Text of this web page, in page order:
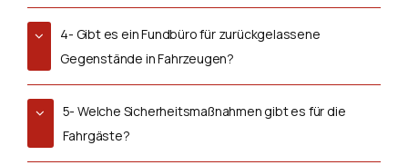
4- Gibt es ein Fundbüro für zurückgelassene
Gegenstände in Fahrzeugen?
5- Welche Sicherheitsmaßnahmen gibt es für die
Fahrgäste?